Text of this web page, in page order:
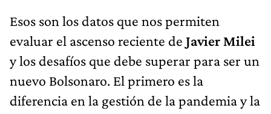
Esos son los datos que nos permiten
evaluar el ascenso reciente de Javier Milei
y los desafíos que debe superar para ser un
nuevo Bolsonaro. El primero es la
diferencia en la gestión de la pandemia y la